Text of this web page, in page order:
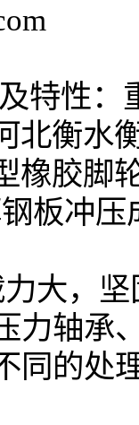
特性：
北衡水
橡胶脚
板冲
大，
力轴承
同的处